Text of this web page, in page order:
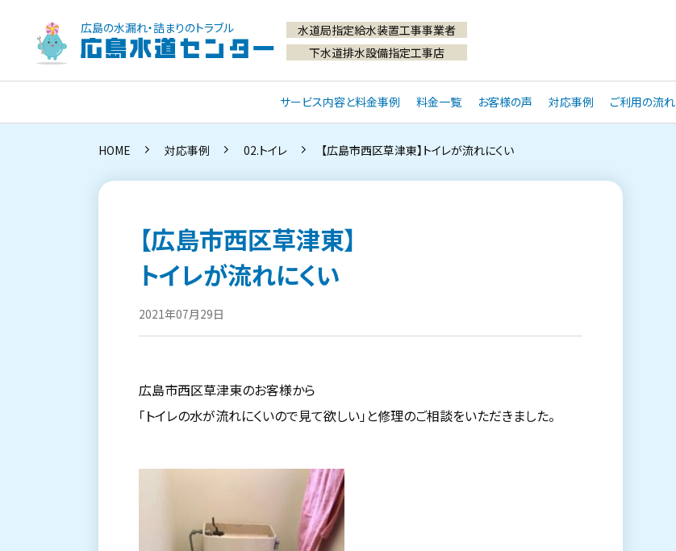
広島の水漏れ・詰まりのトラブル
広島水道センター
サービス内容と料金事例 料金一覧 お客様の声 対応事例 ご利用の流れ
水道局指定給水装置工事事業者
下水道排水設備指定工事店
HOME 対応事例 02.トイレ 【広島市西区草津東】トイレが流れにくい
【広島市西区草津東】
トイレが流れにくい
2021年07月29日
広島市西区草津東のお客様から
「トイレの水が流れにくいので見て欲しい」と修理のご相談をいただきました。